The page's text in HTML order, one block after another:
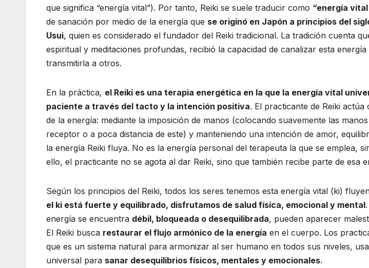
que significa “energía vital”). Por tanto, Reiki se suele traducir como “energía
de sanación por medio de la energía que se originó en Japón a principios del
Usui, quien es considerado el fundador del Reiki tradicional. La tradición cuenta
espiritual y meditaciones profundas, recibió la capacidad de canalizar esta
transmitirla a otros.
En la práctica, el Reiki es una terapia energética en la que la energía vital
paciente a través del tacto y la intención positiva​. El practicante de Reiki actúa
de la energía: mediante la imposición de manos (colocando suavemente las
receptor o a poca distancia de este) y manteniendo una intención de amor,
la energía Reiki fluya. No es la energía personal del terapeuta la que se emplea,
ello, el practicante no se agota al dar Reiki, sino que también recibe parte de esa
Según los principios del Reiki, todos los seres tenemos esta energía vital (ki)
el ki está fuerte y equilibrado, disfrutamos de salud física, emocional y mental
energía se encuentra débil, bloqueada o desequilibrada, pueden aparecer
El Reiki busca restaurar el flujo armónico de la energía en el cuerpo. Los
que es un sistema natural para armonizar al ser humano en todos sus niveles,
universal para sanar desequilibrios físicos, mentales y emocionales​.